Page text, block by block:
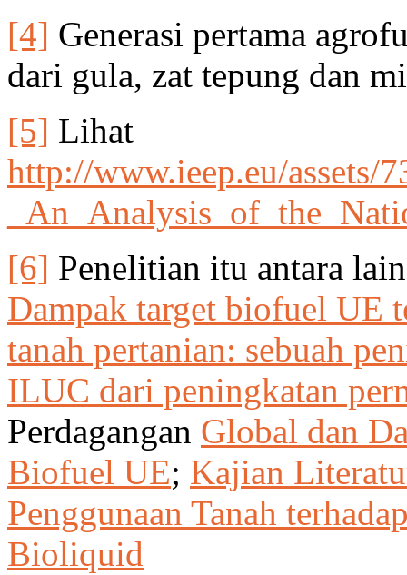
[4] Generasi pertama
dari gula, zat tepung dan
[5] Lihat
http://www.ieep.eu/assets/
[6] Penelitian itu antara
Dampak target biofuel UE
tanah pertanian: sebuah
ILUC dari peningkatan
Perdagangan Global dan
Biofuel UE; Kajian
Penggunaan Tanah
Bioliquid